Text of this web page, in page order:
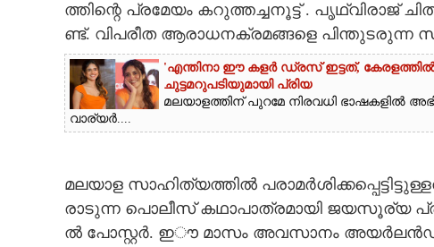
LITERATURE
ത്തി​ന്റെ​ ​പ്ര​മേ​യം​ ​ക​റു​ത്ത​ച്ച​നൂ​ട്ട് .​ ​പൃ​ഥ്വി​രാ​ജ്
ണ്ട്.​ ​വി​പ​രീ​ത​ ​ആ​രാ​ധ​ന​ക്ര​മ​ങ്ങ​ളെ​
'എന്തിനാ ഈ കളർ ഡ്രസ് ഇട്ടത്,
ചുട്ടമറുപടിയുമായി പ്രിയ
മലയാളത്തിന് പുറമേ നിരവധി ഭാഷകളിൽ
വാര്യർ....
മ​ല​യാ​ള​ ​സാ​ഹി​ത്യ​ത്തി​ൽ​
രാ​ടു​ന്ന​ ​പൊ​ലീ​സ് ​ക​ഥാ​പാ​ത്ര​മാ​യി​ ​ജ​യ​സൂ​ര്യ​
ൽ​ ​പോ​സ്റ്റ​ർ.​ ​ഇൗ​ ​മാ​സം​ ​അ​വ​സാ​നം​